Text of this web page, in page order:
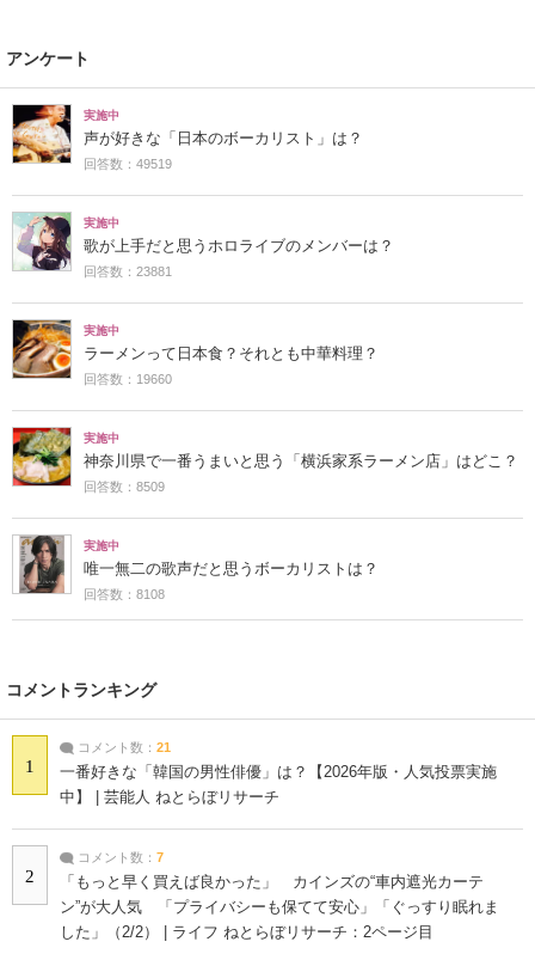
アンケート
実施中
声が好きな「日本のボーカリスト」は？
回答数：49519
実施中
歌が上手だと思うホロライブのメンバーは？
回答数：23881
実施中
ラーメンって日本食？それとも中華料理？
回答数：19660
実施中
神奈川県で一番うまいと思う「横浜家系ラーメン店」はどこ？
回答数：8509
実施中
唯一無二の歌声だと思うボーカリストは？
回答数：8108
コメントランキング
1
コメント数： 21
一番好きな「韓国の男性俳優」は？【2026年版・人気投票実施
中】 | 芸能人 ねとらぼリサーチ
2
コメント数： 7
「もっと早く買えば良かった」 カインズの“車内遮光カーテ
ン”が大人気 「プライバシーも保てて安心」「ぐっすり眠れま
した」（2/2） | ライフ ねとらぼリサーチ：2ページ目